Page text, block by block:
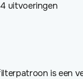
uitvoeringen
is een